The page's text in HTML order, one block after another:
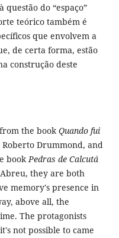
questão do “espaço”
teórico também é
que envolvem a
de certa forma, estão
construção deste
the bookQuando fui
Drummond, and
bookPedras de Calcutá
they are both
memory's presence in
above all, the
The protagonists
not possible to came